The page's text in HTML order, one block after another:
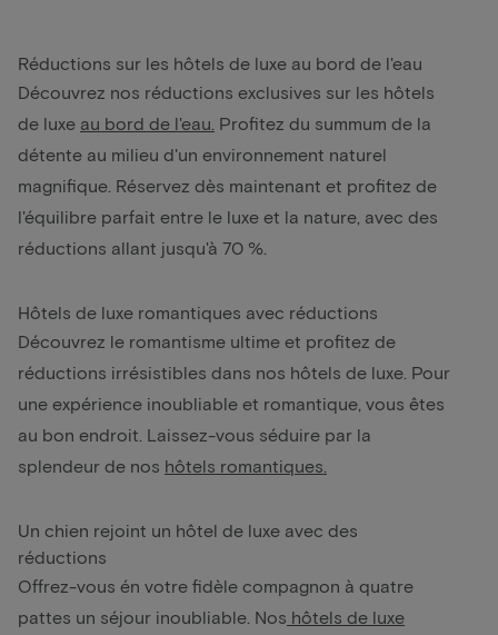
Réductions sur les hôtels de luxe au bord de l'eau
Découvrez nos réductions exclusives sur les hôtels
de luxe au bord de l'eau Profitez du summum de la
détente au milieu d'un environnement naturel
magnifique. Réservez dès maintenant et profitez de
l'équilibre parfait entre le luxe et la nature, avec des
réductions allant jusqu'à 70 %.
Hôtels de luxe romantiques avec réductions
Découvrez le romantisme ultime et profitez de
réductions irrésistibles dans nos hôtels de luxe. Pour
une expérience inoubliable et romantique, vous êtes
au bon endroit. Laissez-vous séduire par la
splendeur de nos hôtels romantiques.
Un chien rejoint un hôtel de luxe avec des
réductions
Offrez-vous én votre fidèle compagnon à quatre
pattes un séjour inoubliable. Nos hôtels de luxe